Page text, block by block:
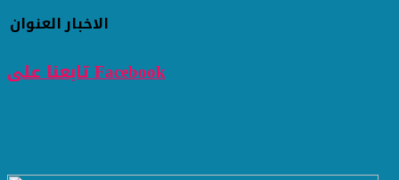
العنوانالاخبار
تابعنا على Facebook